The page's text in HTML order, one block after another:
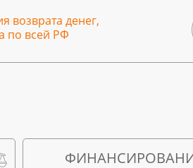
возврата денег,
по всей РФ